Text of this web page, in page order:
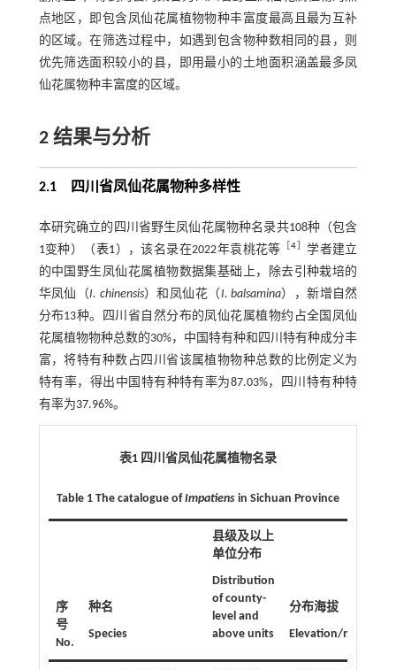
点地区，即包含凤仙花属植物物种丰富度最高且最为互补
的区域。在筛选过程中，如遇到包含物种数相同的县，则
优先筛选面积较小的县，即用最小的土地面积涵盖最多凤
仙花属物种丰富度的区域。
2结果与分析
2.1四川省凤仙花属物种多样性
本研究确立的四川省野生凤仙花属物种名录共108种（包含
1变种）（表1），该名录在2022年袁桃花等 ［4
学者建立
的中国野生凤仙花属植物数据集基础上，除去引种栽培的
华凤仙（I. chinensis）和凤仙花（I. balsamina），新增自然
分布13种。四川省自然分布的凤仙花属植物约占全国凤仙
花属植物物种总数的30%，中国特有种和四川特有种成分丰
富，将特有种数占四川省该属植物物种总数的比例定义为
特有率，得出中国特有种特有率为87.03%，四川特有种特
有率为37.96%。
表1 四川省凤仙花属植物名录
Table 1 The catalogue ofImpatiensin Sichuan Province
序
号
No.
种名
Species
县级及以上
单位分布
Distribution
of county-
level and
above units
分布海拔
Elevation/m